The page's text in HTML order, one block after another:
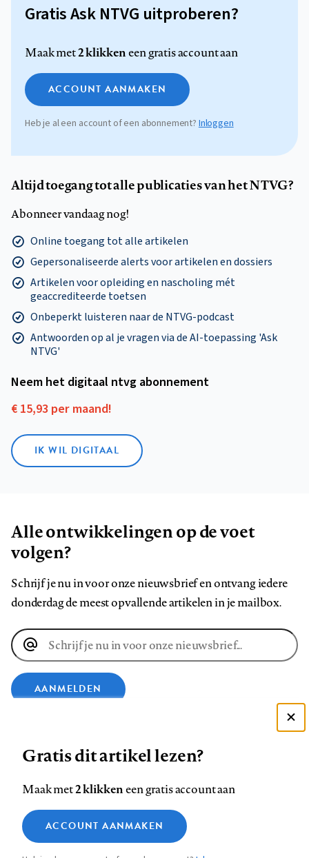
Gratis Ask NTVG uitproberen?
Maak met2 klikkeneen gratis account aan
ACCOUNT AANMAKEN
Heb je al een account of een abonnement?Inloggen
Altijd toegang tot alle publicaties van het NTVG?
Abonneer vandaag nog!
Online toegang tot alle artikelen
Gepersonaliseerde alerts voor artikelen en dossiers
Artikelen voor opleiding en nascholing mét
geaccrediteerde toetsen
Onbeperkt luisteren naar de NTVG-podcast
Antwoorden op al je vragen via de AI-toepassing 'Ask
NTVG'
Neem het digitaal ntvg abonnement
€ 15,93 per maand!
IK WIL DIGITAAL
Alle ontwikkelingen op de voet
volgen?
Schrijf je nu in voor onze nieuwsbrief en ontvang iedere
donderdag de meest opvallende artikelen in je mailbox.
E-
mailadres
AANMELDEN
op
Facebook
op
LinkedIn
op
Bluesky
ons
op
InstagramYouTube
Footer
Contact Colofon Disclaimer Privacy
Medische vragen verdienen
betrouwbare antwoorden
Zie onze cookie policy
Analytische cookies
Gratis dit artikel lezen?
Maak met2 klikkeneen gratis account aan
ACCOUNT AANMAKEN